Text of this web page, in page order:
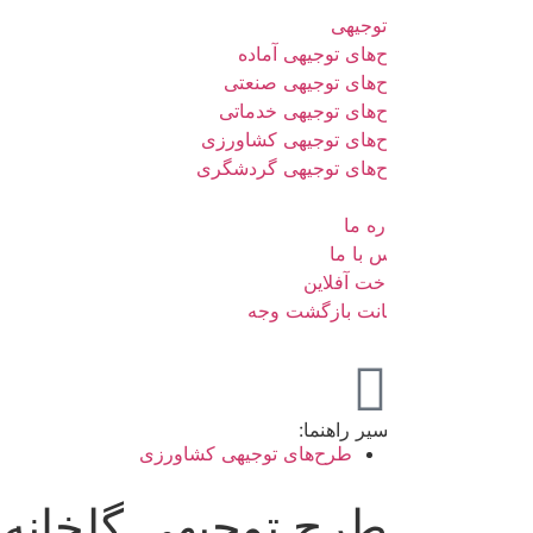
توجیهی آماده
توجیهی صنعتی
توجیهی خدماتی
توجیهی کشاورزی
توجیهی گردشگری
طرح‌های توجیهی کشاورزی